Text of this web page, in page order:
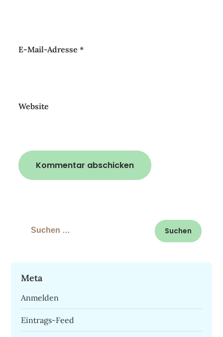
E-Mail-Adresse*
Website
Suchen
Meta
Anmelden
Eintrags-Feed